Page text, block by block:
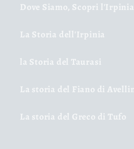
Dove Siamo, Scopri l'Irpinia
La Storia dell'Irpinia
la Storia del Taurasi
La storia del Fiano di
La storia del Greco di Tufo